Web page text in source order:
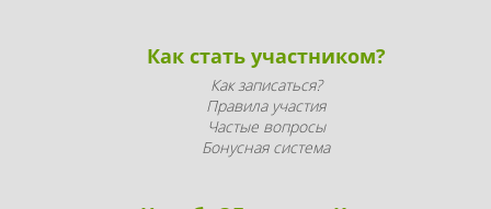
Как стать участником?
Как записаться?
Правила участия
Частые вопросы
Бонусная система